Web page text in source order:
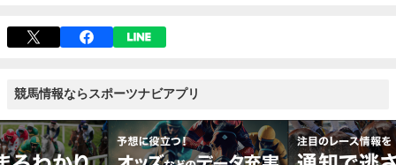
競馬情報ならスポーツナビアプリ